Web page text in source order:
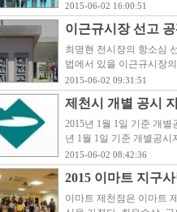
2015-06-02 16:00:51
이근규시장 선고
최명현 전시장의 항소심
법에서 있을 이근규시장
2015-06-02 09:31:51
제천시 개별 공시
2015년 1월 1일 기준 개
년 1월 1일 기준 개별공
2015-06-02 08:42:36
2015 이마트 지구
이마트 제천점은 이마트